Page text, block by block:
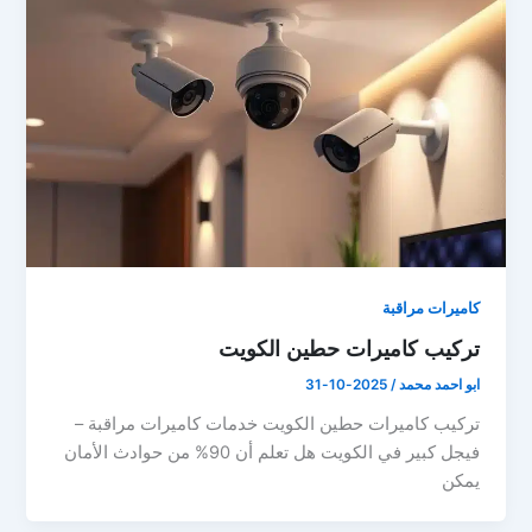
كاميرات مراقبة
تركيب كاميرات حطين الكويت
ابو احمد محمد/
2025-10-31
تركيب كاميرات حطين الكويت خدمات كاميرات مراقبة –
فيجل كبير في الكويت هل تعلم أن 90% من حوادث الأمان
يمكن